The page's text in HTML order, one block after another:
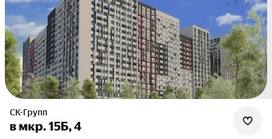
СК-Групп
в мкр. 15Б, 4